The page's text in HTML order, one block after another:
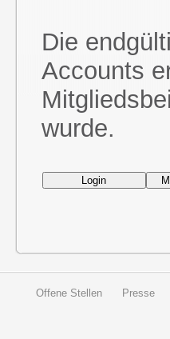
Die
Accounts
wurde.
Offene Stellen Presse